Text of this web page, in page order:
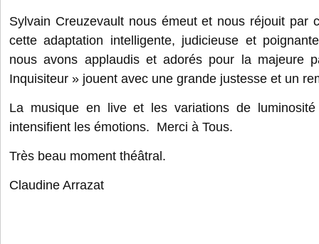
Sylvain Creuzevault nous émeut et nous réjouit par
cette adaptation intelligente, judicieuse et
nous avons applaudis et adorés pour la majeure
Inquisiteur » jouent avec une grande justesse et un
La musique en live et les variations de
intensifient les émotions. Merci à Tous.
Très beau moment théâtral.
Claudine Arrazat